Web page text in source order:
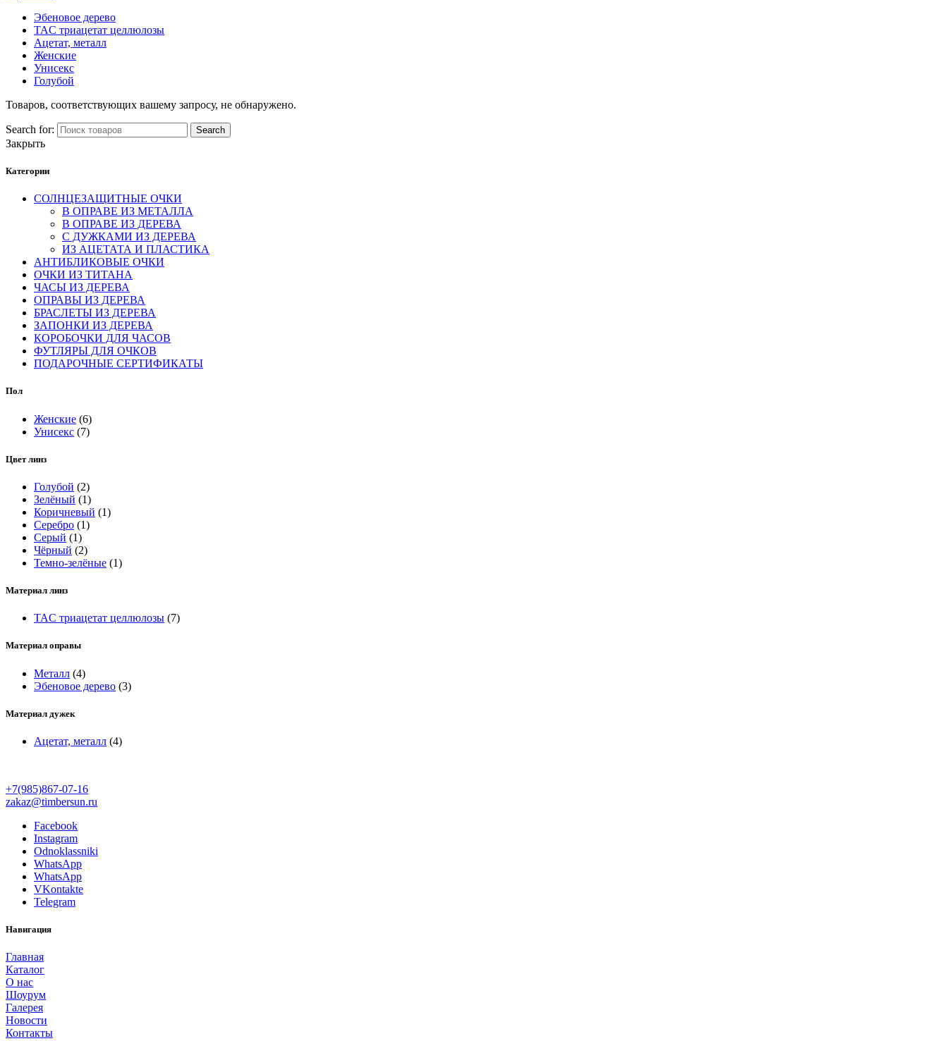
Эбеновое дерево
TAC триацетат целлюлозы
Ацетат, металл
Женские
Унисекс
Голубой
Товаров, соответствующих вашему запросу, не обнаружено.
Search for: Search
Закрыть
Категории
СОЛНЦЕЗАЩИТНЫЕ ОЧКИ
В ОПРАВЕ ИЗ МЕТАЛЛА
В ОПРАВЕ ИЗ ДЕРЕВА
С ДУЖКАМИ ИЗ ДЕРЕВА
ИЗ АЦЕТАТА И ПЛАСТИКА
АНТИБЛИКОВЫЕ ОЧКИ
ОЧКИ ИЗ ТИТАНА
ЧАСЫ ИЗ ДЕРЕВА
ОПРАВЫ ИЗ ДЕРЕВА
БРАСЛЕТЫ ИЗ ДЕРЕВА
ЗАПОНКИ ИЗ ДЕРЕВА
КОРОБОЧКИ ДЛЯ ЧАСОВ
ФУТЛЯРЫ ДЛЯ ОЧКОВ
ПОДАРОЧНЫЕ СЕРТИФИКАТЫ
Пол
Женские (6)
Унисекс (7)
Цвет линз
Голубой (2)
Зелёный (1)
Коричневый (1)
Серебро (1)
Серый (1)
Чёрный (2)
Темно-зелёные (1)
Материал линз
TAC триацетат целлюлозы (7)
Материал оправы
Металл (4)
Эбеновое дерево (3)
Материал дужек
Ацетат, металл (4)
+7(985)867-07-16
zakaz@timbersun.ru
Facebook
Instagram
Odnoklassniki
WhatsApp
WhatsApp
VKontakte
Telegram
Навигация
Главная
Каталог
О нас
Шоурум
Галерея
Новости
Контакты